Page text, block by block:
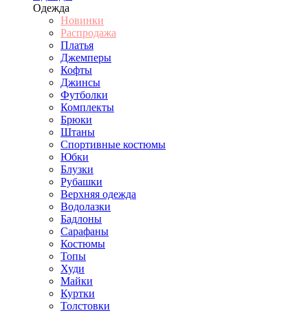
Одежда
Новинки
Распродажа
Платья
Джемперы
Кофты
Джинсы
Футболки
Комплекты
Брюки
Штаны
Спортивные костюмы
Юбки
Блузки
Рубашки
Верхняя одежда
Водолазки
Бадлоны
Сарафаны
Костюмы
Топы
Худи
Майки
Куртки
Толстовки